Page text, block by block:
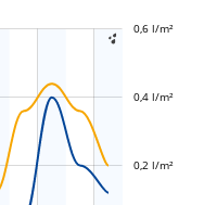

-0,2 l/m²
-0,1 l/m²
0,1 l/m²
0,2 l/m²
0,3 l/m²
0,4 l/m²
0,8 l/m²
0,6 l/m²
-0,4 l/m²